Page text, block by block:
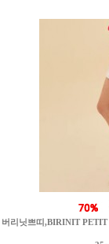
버리닛쁘띠,BIRINIT